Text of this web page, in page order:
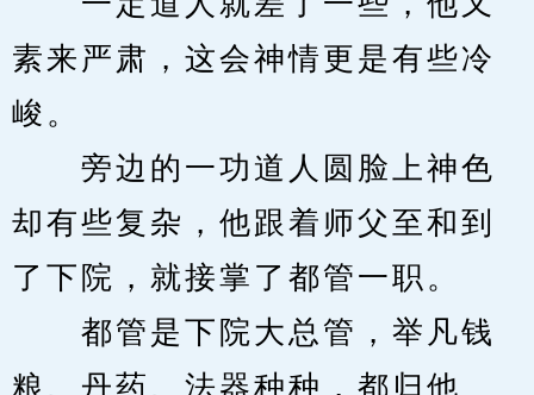
素来严肃，这会神情更是有些冷
峻。
旁边的一功道人圆脸上神色
却有些复杂，他跟着师父至和到
了下院，就接掌了都管一职。
都管是下院大总管，举凡钱
粮、丹药、法器种种，都归他